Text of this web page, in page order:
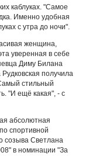
каблуках. "Самое
Именно удобная
с утра до ночи".
женщина,
уверенная в себе
Диму Билана
получила
стильный
"И ещё какая", - с
абсолютная
спортивной
созыва Светлана
в номинации "За